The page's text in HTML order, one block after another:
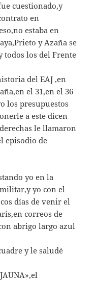
cuestionado,y
en
estaba en
y Azaña se
todos los del Frente
del EAJ ,en
el 31,en el 36
los presupuestos
a este dicen
le llamaron
episodio de
yo en la
yo con el
días de venir el
correos de
abrigo largo azul
y le saludé